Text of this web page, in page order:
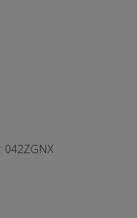
: 042ZGNX